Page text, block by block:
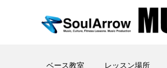
ベース教室 レッスン場所